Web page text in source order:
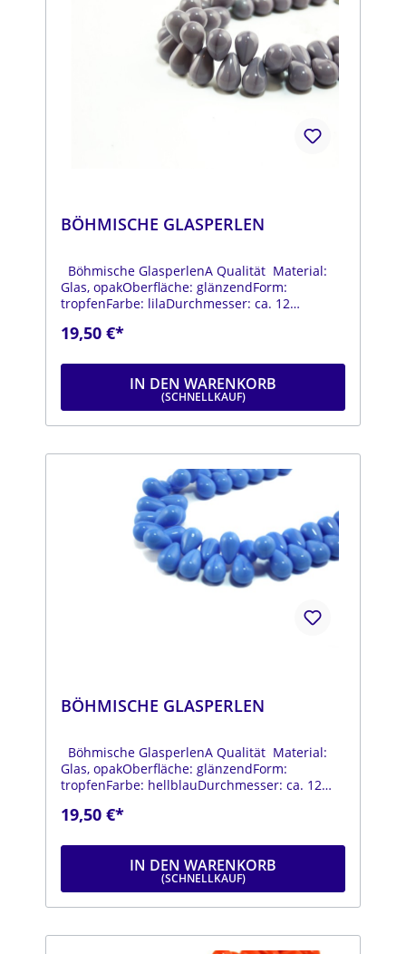
BÖHMISCHE GLASPERLEN
Böhmische GlasperlenA Qualität Material:
Glas, opakOberfläche: glänzendForm:
tropfenFarbe: lilaDurchmesser: ca. 12
19,50 €*
IN DEN WARENKORB
BÖHMISCHE GLASPERLEN
Böhmische GlasperlenA Qualität Material:
Glas, opakOberfläche: glänzendForm:
tropfenFarbe: hellblauDurchmesser: ca. 12
19,50 €*
IN DEN WARENKORB